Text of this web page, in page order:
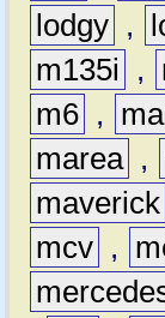
lodgy ,
m135i
,
m6 ,
marea ,
maverick
mcv ,